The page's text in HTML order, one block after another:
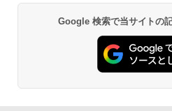
Google 検索で当サイトの